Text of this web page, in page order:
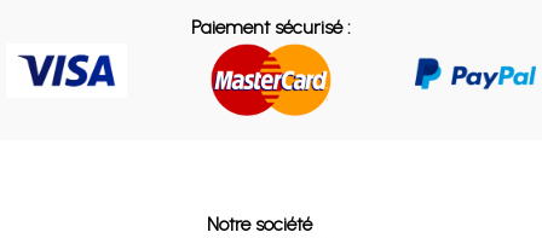
Paiement sécurisé :
Notre société